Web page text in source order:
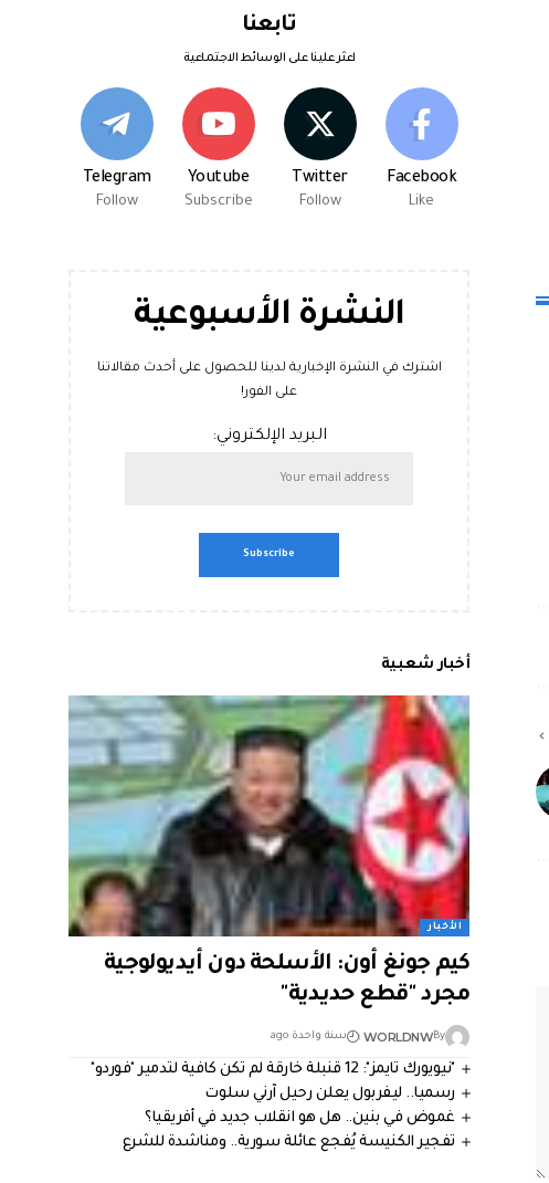
تابعنا
اعثر علينا على الوسائط الاجتماعية
Facebook
Like
Twitter
Follow
Youtube
Subscribe
Telegram
Follow
النشرة الأسبوعية
اشترك في النشرة الإخبارية لدينا للحصول على أحدث مقالاتنا
على الفور!
البريد الإلكتروني:
أخبار شعبية
الأخبار
كيم جونغ أون: الأسلحة دون أيديولوجية
مجرد "قطع حديدية"‭
By
WORLDNW سنة واحدة ago
"نيويورك تايمز": 12 قنبلة خارقة لم تكن كافية لتدمير "فوردو"
رسميا.. ليفربول يعلن رحيل آرني سلوت
غموض في بنين.. هل هو انقلاب جديد في أفريقيا؟
تفجير الكنيسة يُفجع عائلة سورية.. ومناشدة للشرع